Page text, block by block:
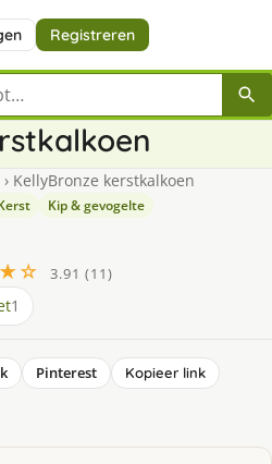
Registreren
› KellyBronze kerstkalkoen
Kip & gevogelte
3.91 (11)
1
Pinterest
Kopieer link